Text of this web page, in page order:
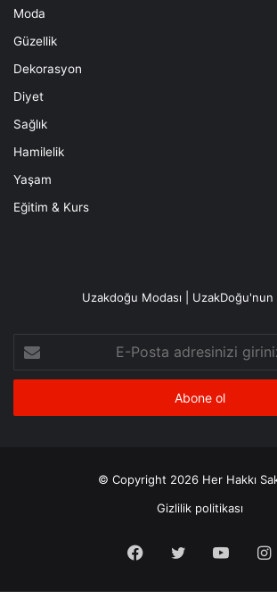
Moda
Güzellik
Dekorasyon
Diyet
Sağlık
Hamilelik
Yaşam
Eğitim & Kurs
Uzakdoğu Modası | UzakDoğu'nun
Posta
adresinizi
© Copyright 2026 Her Hakkı
Gizlilik politikası
Facebook
X